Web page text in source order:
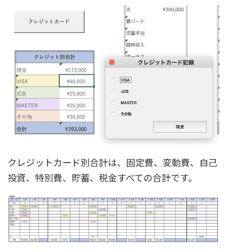
クレジットカード別合計は、固定費、変動費、自己
投資、特別費、貯蓄、税金すべての合計です。